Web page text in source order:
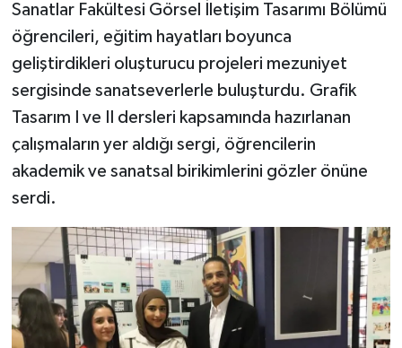
Sanatlar Fakültesi Görsel İletişim Tasarımı Bölümü
öğrencileri, eğitim hayatları boyunca
geliştirdikleri oluşturucu projeleri mezuniyet
sergisinde sanatseverlerle buluşturdu. Grafik
Tasarım I ve II dersleri kapsamında hazırlanan
çalışmaların yer aldığı sergi, öğrencilerin
akademik ve sanatsal birikimlerini gözler önüne
serdi.
Seri İlan
Siyaset
Spor
Teknoloji
Vasıta
Vefat Haberleri
Yaşam